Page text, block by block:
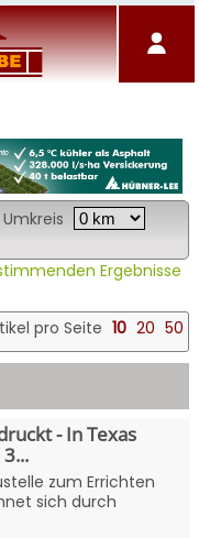
Umkreis
Ergebnisse
pro Seite 10 20 50
- In Texas
zum Errichten
sich durch